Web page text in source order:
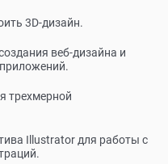
3D-дизайн.
веб-дизайна и
трехмерной
Illustrator для работы с